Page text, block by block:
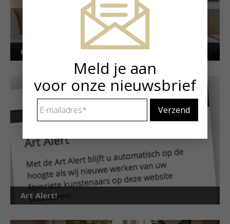
Kunstuitleen voor particulieren
Art Alert!
Meld je aan
voor onze nieuwsbrief
mailadres *